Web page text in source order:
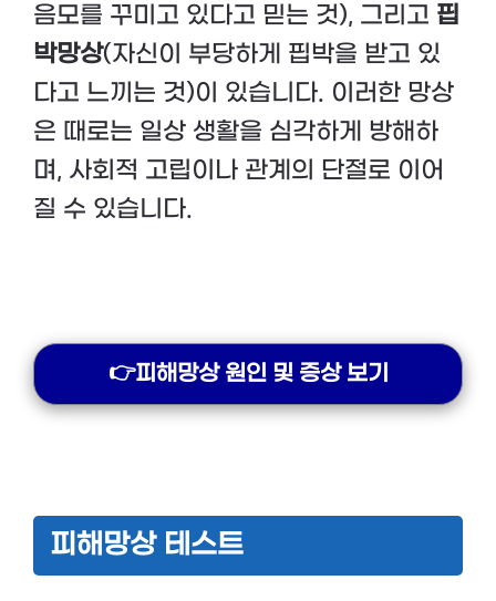
음모를 꾸미고 있다고 믿는 것), 그리고 핍
박망상(자신이 부당하게 핍박을 받고 있
다고 느끼는 것)이 있습니다. 이러한 망상
은 때로는 일상 생활을 심각하게 방해하
며, 사회적 고립이나 관계의 단절로 이어
질 수 있습니다.
👉피해망상 원인 및 증상 보기
피해망상 테스트